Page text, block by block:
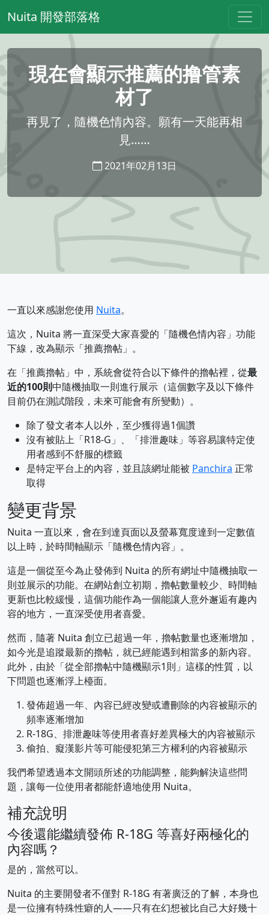
Nuita 開發部落格
現在會顯示推薦的撸管素
材了
再見了，隨機色情內容。願有一天能再相
見……
2021年02月13日
一直以來感謝您使用 Nuita。
這次，Nuita 將一直深受大家喜愛的「隨機色情內容」功能
下線，改為顯示「推薦擼帖」。
在「推薦擼帖」中，系統會從符合以下條件的擼帖裡，從最
近的100則中隨機抽取一則進行展示（這個數字及以下條件
目前仍在測試階段，未來可能會有所變動）。
除了發文者本人以外，至少獲得過1個讚
沒有被貼上「R18-G」、「排泄趣味」等容易讓特定使
用者感到不舒服的標籤
是特定平台上的內容，並且該網址能被 Panchira 正常
取得
變更背景
Nuita 一直以來，會在到達頁面以及螢幕寬度達到一定數值
以上時，於時間軸顯示「隨機色情內容」。
這是一個從至今為止發佈到 Nuita 的所有網址中隨機抽取一
則並展示的功能。在網站創立初期，擼帖數量較少、時間軸
更新也比較緩慢，這個功能作為一個能讓人意外邂逅有趣內
容的地方，一直深受使用者喜愛。
然而，隨著 Nuita 創立已超過一年，擼帖數量也逐漸增加，
如今光是追蹤最新的擼帖，就已經能遇到相當多的新內容。
此外，由於「從全部擼帖中隨機顯示1則」這樣的性質，以
下問題也逐漸浮上檯面。
發佈超過一年、內容已經改變或遭刪除的內容被顯示的
頻率逐漸增加
R-18G、排泄趣味等使用者喜好差異極大的內容被顯示
偷拍、癡漢影片等可能侵犯第三方權利的內容被顯示
我們希望透過本文開頭所述的功能調整，能夠解決這些問
題，讓每一位使用者都能舒適地使用 Nuita。
補充說明
今後還能繼續發佈 R-18G 等喜好兩極化的
內容嗎？
是的，當然可以。
Nuita 的主要開發者不僅對 R-18G 有著廣泛的了解，本身也
是一位擁有特殊性癖的人——只有在幻想被比自己大好幾十